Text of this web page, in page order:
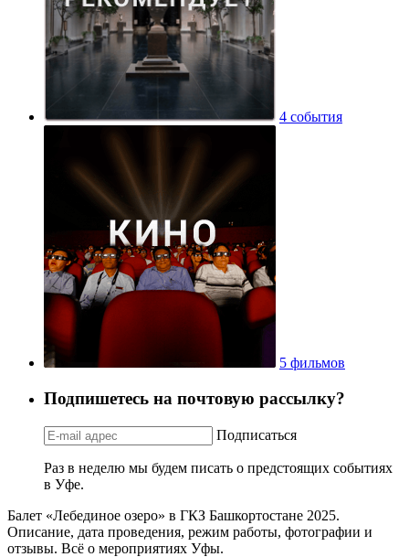
4 события
5 фильмов
Подпишетесь на почтовую рассылку?
Подписаться
Раз в неделю мы будем писать о предстоящих событиях
в Уфе.
Балет «Лебединое озеро» в ГКЗ Башкортостане 2025.
Описание, дата проведения, режим работы, фотографии и
отзывы. Всё о мероприятиях Уфы.